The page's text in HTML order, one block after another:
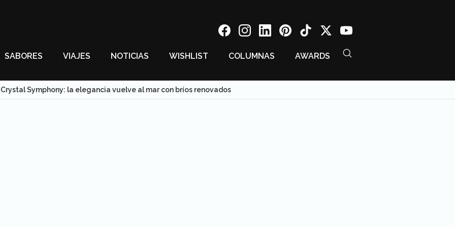
SABORES VIAJES NOTICIAS WISHLIST COLUMNAS AWARDS
Crystal Symphony: la elegancia vuelve al mar con bríos renovados